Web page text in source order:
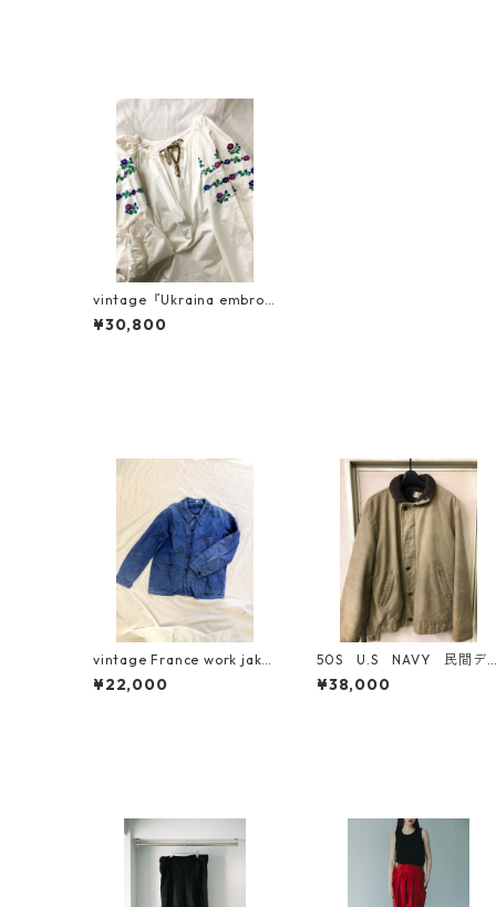
vintage『Ukraina embroi
dery smock tunic』ヴィシ
バンカ・ソロチカ 3
¥30,800
vintage France work jaket
40s〜50s モールスキン
¥22,000
50S U.S NAVY 民間デ
ッキジャケット M寸
¥38,000